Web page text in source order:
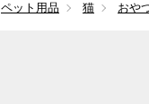
ペット用品 猫 おや